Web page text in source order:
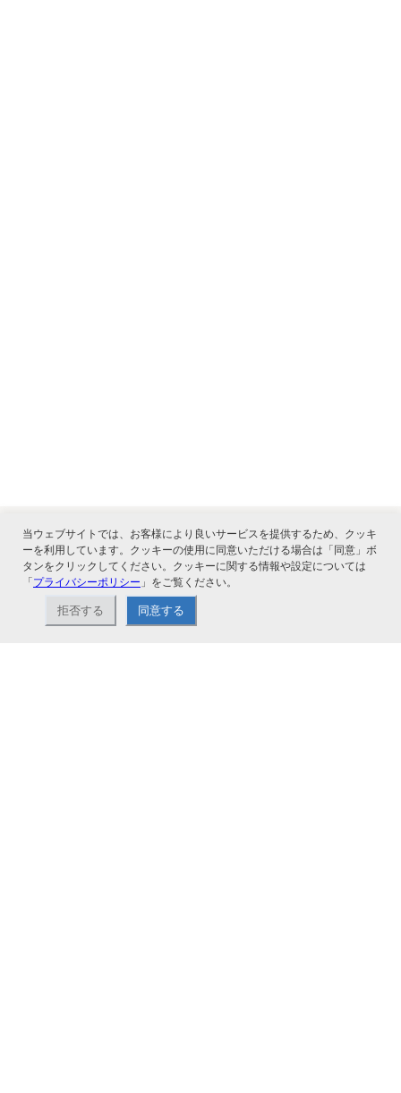
関連サービス
当ウェブサイトでは、お客様により良いサービスを提供するため、クッキ
ーを利用しています。クッキーの使用に同意いただける場合は「同意」ボ
タンをクリックしてください。クッキーに関する情報や設定については
「プライバシーポリシー 」をご覧ください。
拒否する 同意する